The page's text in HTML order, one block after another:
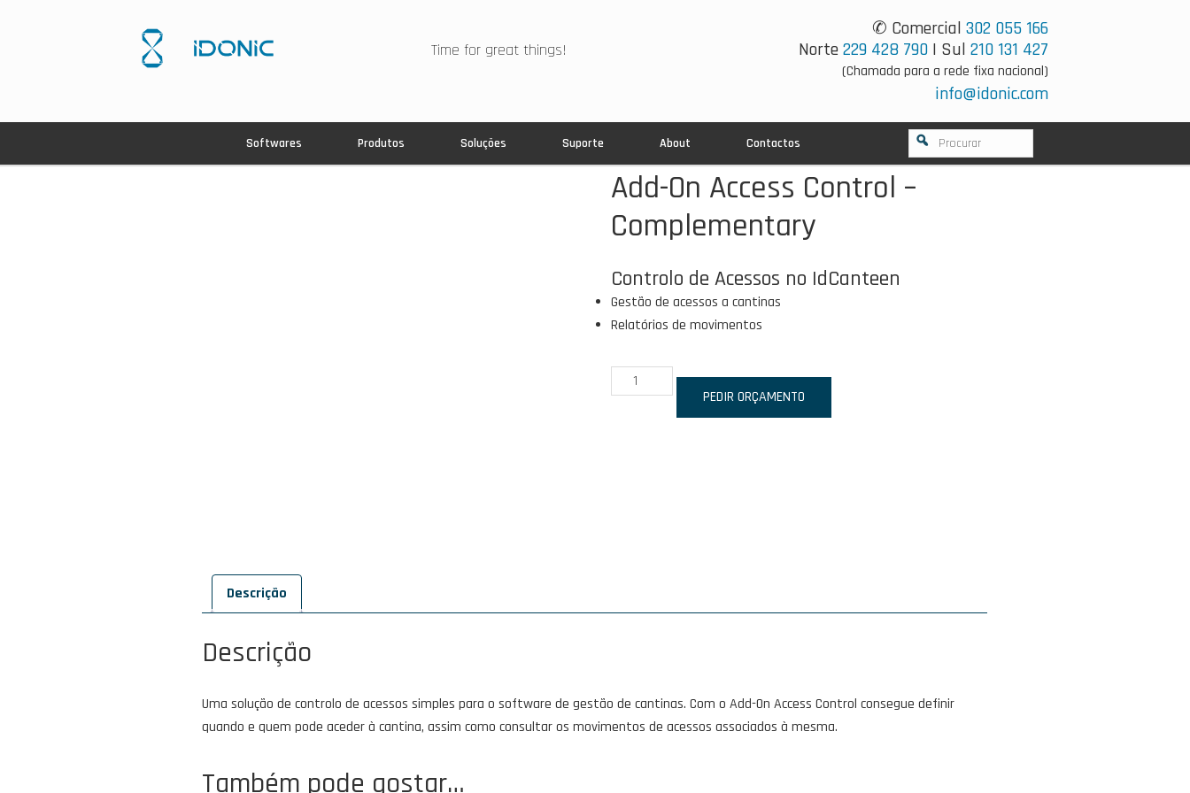
Time for great things!
✆ Comercial 302 055 166
Norte229 428 790 | Sul 210 131 427
(Chamada para a rede fixa nacional)
info@idonic.com
Softwares Produtos Soluções Suporte About Contactos
Add-On Access Control –
Complementary
Controlo de Acessos no IdCanteen
Gestão de acessos a cantinas
Relatórios de movimentos
Quantidade
de
PEDIR ORÇAMENTO
Descrição
Descrição
Uma solução de controlo de acessos simples para o software de gestão de cantinas. Com o Add-On Access Control consegue definir
quando e quem pode aceder à cantina, assim como consultar os movimentos de acessos associados à mesma.
Também pode gostar…